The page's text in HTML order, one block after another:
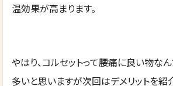
温効果が高まります。
やはり、コルセットって腰痛に良い物な
多いと思いますが次回はデメリットを紹